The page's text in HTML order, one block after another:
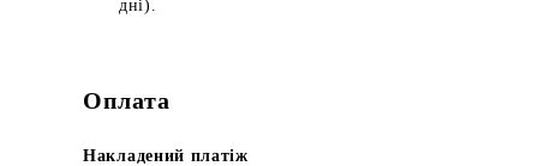
дні).
Оплата
Накладений платіж